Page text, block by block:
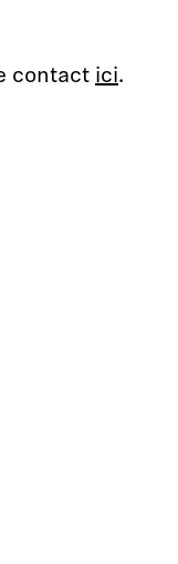
contact ici.